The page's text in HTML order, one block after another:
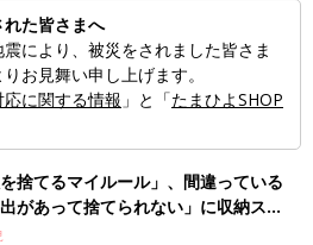
た皆さまへ
により、被災をされました皆さま
お見舞い申し上げます。
に関する情報 」と「たまひよSHOP
捨てるマイルール」、間違っている
があって捨てられない」に収納スタ